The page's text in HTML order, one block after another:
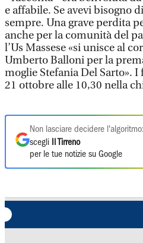
e affabile. Se avevi bisogno
sempre. Una grave perdita
anche per la comunità del
l’Us Massese «si unisce al
Umberto Balloni per la
moglie Stefania Del Sarto».
21 ottobre alle 10,30 nella
Non lasciare decidere l'algoritmo:
scegli
Il Tirreno
per le tue notizie su Google